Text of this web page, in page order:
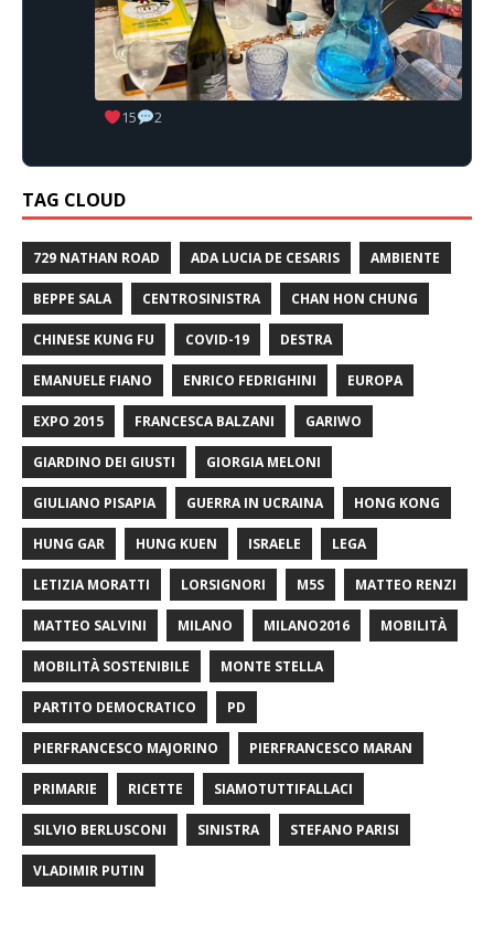
15 2
TAG CLOUD
729 NATHAN ROAD ADA LUCIA DE CESARIS AMBIENTE
BEPPE SALA CENTROSINISTRA CHAN HON CHUNG
CHINESE KUNG FU COVID-19 DESTRA
EMANUELE FIANO ENRICO FEDRIGHINI EUROPA
EXPO 2015 FRANCESCA BALZANI GARIWO
GIARDINO DEI GIUSTI GIORGIA MELONI
GIULIANO PISAPIA GUERRA IN UCRAINA HONG KONG
HUNG GAR HUNG KUEN ISRAELE LEGA
LETIZIA MORATTI LORSIGNORI M5S MATTEO RENZI
MATTEO SALVINI MILANO MILANO2016 MOBILITÀ
MOBILITÀ SOSTENIBILE MONTE STELLA
PARTITO DEMOCRATICO PD
PIERFRANCESCO MAJORINO PIERFRANCESCO MARAN
PRIMARIE RICETTE SIAMOTUTTIFALLACI
SILVIO BERLUSCONI SINISTRA STEFANO PARISI
VLADIMIR PUTIN